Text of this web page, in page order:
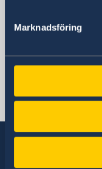
Marknadsföring
tors 11.00-
+389 2 3297
E-postadress
Receptionen